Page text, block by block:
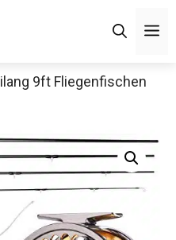
9ft Fliegenfischen